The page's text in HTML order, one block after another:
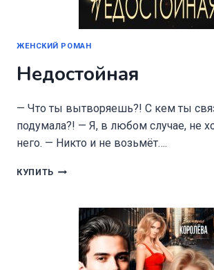
ЖЕНСКИЙ РОМАН
Недостойная
— Что ты вытворяешь?! С кем ты
подумала?! — Я, в любом случае, не
него. — Никто и не возьмёт….
КУПИТЬ НЕДОСТОЙНАЯ